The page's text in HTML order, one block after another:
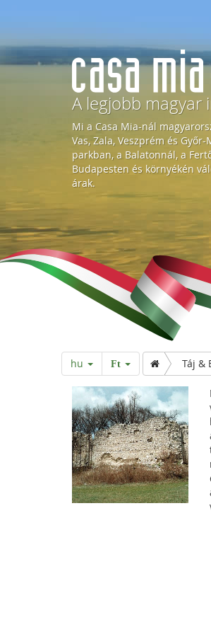
H
o
m
e
A legjobb magyar
Mi a Casa Mia-nál
Vas, Zala, Veszprém és
parkban, a Balatonnál, a
Budapesten és környékén
árak.
hu Ft Táj &